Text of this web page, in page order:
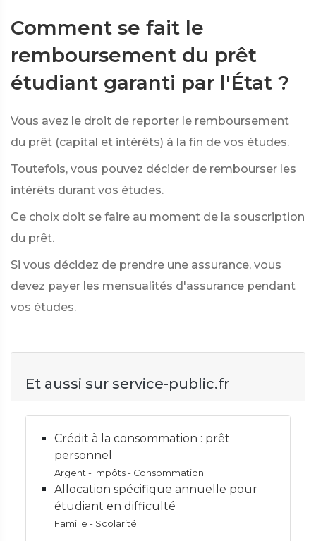
Comment se fait le
remboursement du prêt
étudiant garanti par l'État ?
Vous avez le droit de reporter le remboursement
du prêt (capital et intérêts) à la fin de vos études.
Toutefois, vous pouvez décider de rembourser les
intérêts durant vos études.
Ce choix doit se faire au moment de la souscription
du prêt.
Si vous décidez de prendre une assurance, vous
devez payer les mensualités d'assurance pendant
vos études.
Et aussi sur service-public.fr
Crédit à la consommation : prêt
personnel
Argent - Impôts - Consommation
Allocation spécifique annuelle pour
étudiant en difficulté
Famille - Scolarité